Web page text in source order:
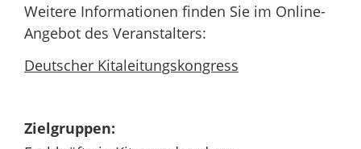
Weitere Informationen finden Sie im Online-
Angebot des Veranstalters:
Deutscher Kitaleitungskongress
Zielgruppen: